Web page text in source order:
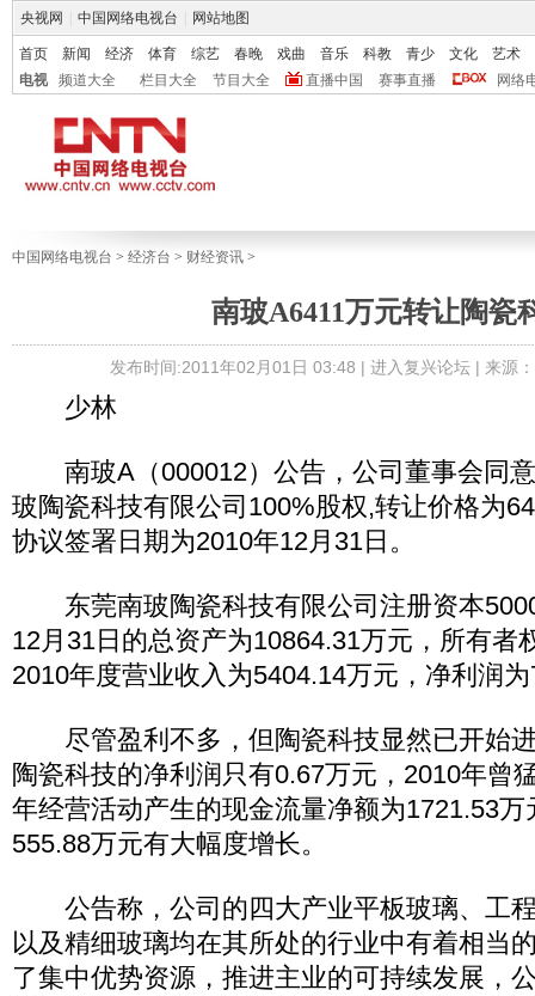
央视网 中国网络电视台 网站地图
首页 新闻 经济 体育 综艺 春晚 戏曲 音乐 科教 青少 文化
艺术
电视
频道大全 栏目大全 节目大全 直播中国 赛事直播 网络
中国网络电视台 > 经济台 > 财经资讯 >
南玻A6411万元转让陶瓷
发布时间:2011年02月01日 03:48 | 进入复兴论坛 | 来源
少林
南玻A（000012）公告，公司董事会同
玻陶瓷科技有限公司100%股权,转让价格为
协议签署日期为2010年12月31日。
东莞南玻陶瓷科技有限公司注册资本
12月31日的总资产为10864.31万元，所有者
2010年度营业收入为5404.14万元，净利润
尽管盈利不多，但陶瓷科技显然已开始
陶瓷科技的净利润只有0.67万元，2010年曾
年经营活动产生的现金流量净额为1721.53
555.88万元有大幅度增长。
公告称，公司的四大产业平板玻璃、工
以及精细玻璃均在其所处的行业中有着相当
了集中优势资源，推进主业的可持续发展，